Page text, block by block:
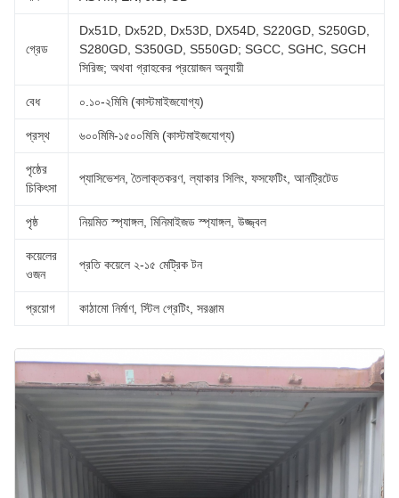
গ্রেড
Dx51D, Dx52D, Dx53D, DX54D, S220GD, S250GD,
S280GD, S350GD, S550GD; SGCC, SGHC, SGCH
সিরিজ; অথবা গ্রাহকের প্রয়োজন অনুযায়ী
বেধ ০.১০-২মিমি (কাস্টমাইজযোগ্য)
প্রস্থ ৬০০মিমি-১৫০০মিমি (কাস্টমাইজযোগ্য)
পৃষ্ঠের
চিকিৎসা
প্যাসিভেশন, তৈলাক্তকরণ, ল্যাকার সিলিং, ফসফেটিং, আনট্রিটেড
পৃষ্ঠ নিয়মিত স্প্যাঙ্গল, মিনিমাইজড স্প্যাঙ্গল, উজ্জ্বল
কয়েলের
ওজন
প্রতি কয়েলে ২-১৫ মেট্রিক টন
প্রয়োগ কাঠামো নির্মাণ, স্টিল গ্রেটিং, সরঞ্জাম